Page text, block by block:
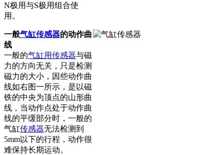
N极用与S极用组合使
用。
一般气缸传感器的动作曲
线
一般的气缸用传感器与磁
力的方向无关，只是检测
磁力的大小，因些动作曲
线如右图一所示，是以磁
铁的中央为顶点的山形曲
线，当动作点处于动作曲
线的平缓部分时，一般的
气缸传感器无法检测到
5mm以下的行程，动作很
难保持长期运动。